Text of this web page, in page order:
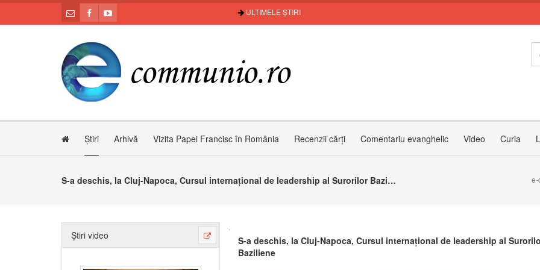
ULTIMELE ȘTIRI
Știri Arhivă Vizita Papei Francisc în România Recenzii cărți Comentariu evanghelic Video Curia
S-a deschis, la Cluj-Napoca, Cursul internațional de leadership al Surorilor Baziliene e-
Știri video
S-a deschis, la Cluj-Napoca, Cursul internațional de leadership al
Baziliene